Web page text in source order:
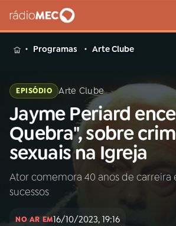
MENU
Buscar
na
Rádio
MEC
Buscar
Início
INÍCIO
Programas Arte Clube
EPISÓDIO Arte Clube
Jayme Periard
Quebra", sobre
sexuais na Igreja
Ator comemora 40 anos de carreira
sucessos
NO AR EM16/10/2023, 19:16